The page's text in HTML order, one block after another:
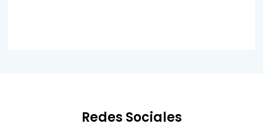
Redes Sociales